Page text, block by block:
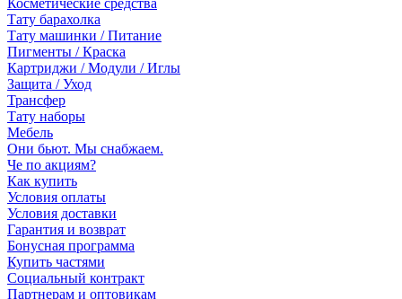
Косметические средства
Тату барахолка
Тату машинки / Питание
Пигменты / Краска
Картриджи / Модули / Иглы
Защита / Уход
Трансфер
Тату наборы
Мебель
Они бьют. Мы снабжаем.
Че по акциям?
Как купить
Условия оплаты
Условия доставки
Гарантия и возврат
Бонусная программа
Купить частями
Социальный контракт
Партнерам и оптовикам